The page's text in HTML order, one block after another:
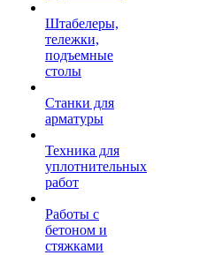
Штабелеры,
тележки,
подъемные
столы
Станки для
арматуры
Техника для
уплотнительных
работ
Работы с
бетоном и
стяжками